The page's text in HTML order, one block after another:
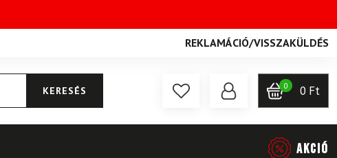
REKLAMÁCIÓ/VISSZAKÜLDÉS
KERESÉS 0 0 Ft
AKCIÓ